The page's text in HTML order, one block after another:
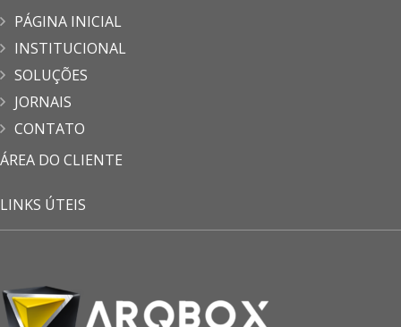
PÁGINA INICIAL
INSTITUCIONAL
SOLUÇÕES
JORNAIS
CONTATO
LINKS ÚTEIS